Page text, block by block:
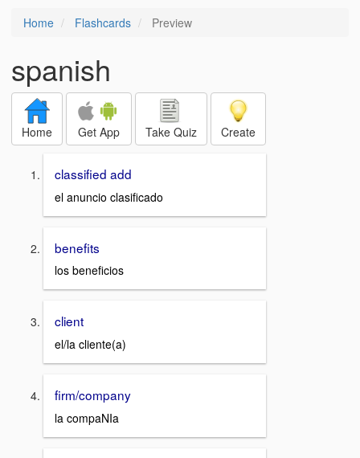
Home Flashcards Preview
spanish
Home Get App Take Quiz Create
classified add
el anuncio clasificado
benefits
los beneficios
client
el/la cliente(a)
firm/company
la compaNIa